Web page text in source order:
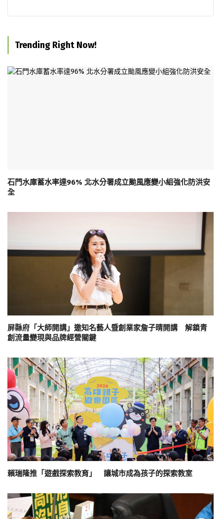
Trending Right Now!
石門水庫蓄水率達96% 北水分署成立颱風應變小組強化防洪安
全
屏縣府「大師開講」邀知名藝人暨創業家詹子晴開講 解鎖青
創流量變現與品牌經營關鍵
賴瑞隆推「遊戲探索教育」 讓城市成為孩子的探索教室